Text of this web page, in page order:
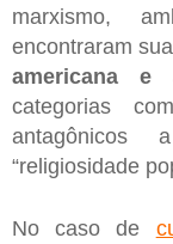
marxismo,
encontraram
americana e
categorias
antagônicos
“religiosidade
No caso de